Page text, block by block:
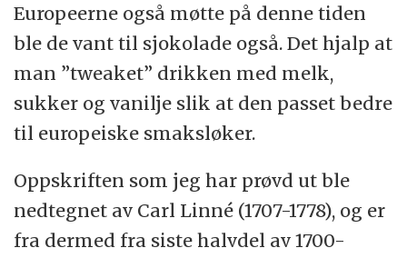
Europeerne også møtte på denne tiden
ble de vant til sjokolade også. Det hjalp at
man ”tweaket” drikken med melk,
sukker og vanilje slik at den passet bedre
til europeiske smaksløker.
Oppskriften som jeg har prøvd ut ble
nedtegnet av Carl Linné (1707-1778), og er
fra dermed fra siste halvdel av 1700-